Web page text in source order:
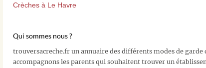
Crèches à Le Havre
Qui sommes nous ?
trouversacreche.fr un annuaire des différents modes de garde
accompagnons les parents qui souhaitent trouver un